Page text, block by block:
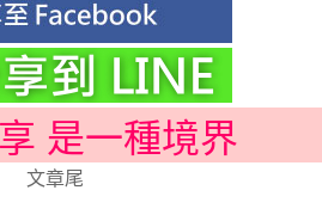
是一種境界
文章尾